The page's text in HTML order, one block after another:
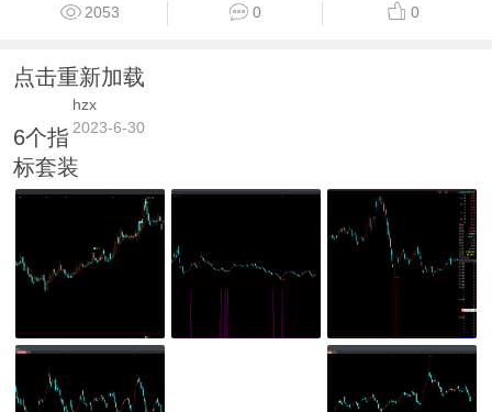
2053 0 0
点击重新加载
hzx
2023-6-30
6个指
标套装